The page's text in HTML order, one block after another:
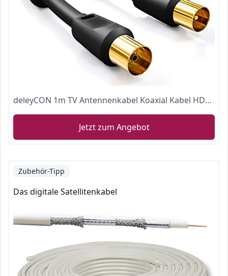
deleyCON 1m TV Antennenkabel Koaxial Kabel HDTV 4-fach Schirmung 2x Ferritkern Mantelstromfilter DVB-T DVB-T2 Radio DAB - Schwarz
Jetzt zum Angebot
Zubehör-Tipp
Das digitale Satellitenkabel